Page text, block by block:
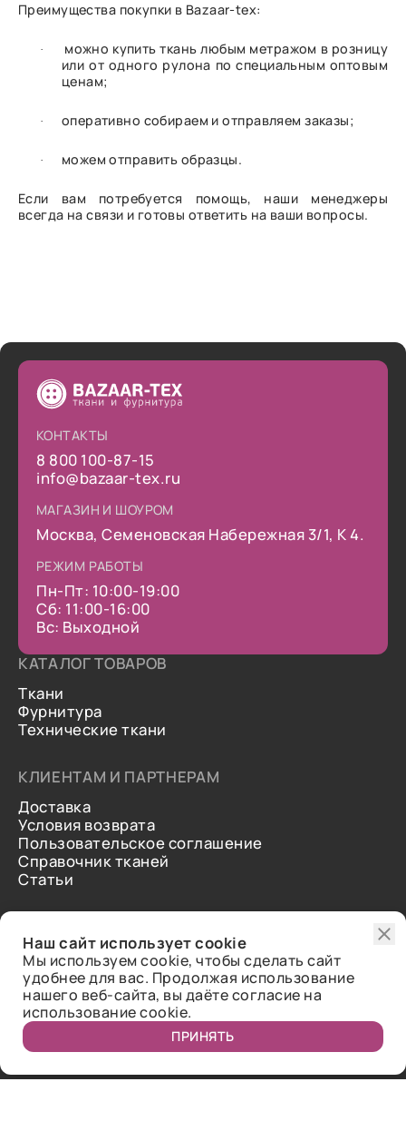
Преимущества покупки в Bazaar-tex:
·
можно купить ткань любым метражом в розницу
или от одного рулона по специальным оптовым
ценам;
· оперативно собираем и отправляем заказы;
· можем отправить образцы.
Если вам потребуется помощь, наши менеджеры
всегда на связи и готовы ответить на ваши вопросы.
КОНТАКТЫ
8 800 100-87-15
info@bazaar-tex.ru
МАГАЗИН И ШОУРОМ
Москва, Семеновская Набережная 3/1, К 4.
РЕЖИМ РАБОТЫ
Пн-Пт: 10:00-19:00
Сб: 11:00-16:00
Вс: Выходной
КАТАЛОГ ТОВАРОВ
Ткани
Фурнитура
Технические ткани
КЛИЕНТАМ И ПАРТНЕРАМ
Доставка
Условия возврата
Пользовательское соглашение
Справочник тканей
Статьи
О нас
Контакты
Отзывы
Наш сайт использует cookie
Мы используем cookie, чтобы сделать сайт
удобнее для вас. Продолжая использование
нашего веб-сайта, вы даёте согласие на
использование cookie.
ПРИНЯТЬ